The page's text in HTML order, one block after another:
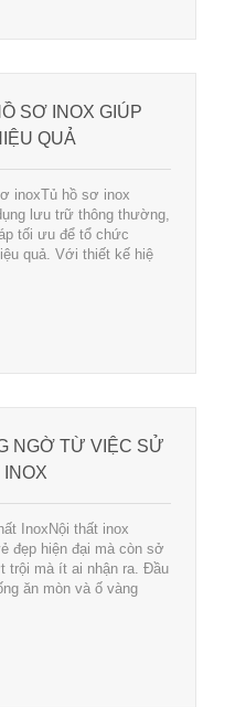
SƠ INOX GIÚP
QUẢ
inoxTủ hồ sơ inox
lưu trữ thông thường,
tối ưu để tổ chức
quả. Với thiết kế hiệ
NGỜ TỪ VIỆC SỬ
INOX
InoxNội thất inox
đẹp hiện đại mà còn sở
trội mà ít ai nhận ra. Đầu
ăn mòn và ố vàng